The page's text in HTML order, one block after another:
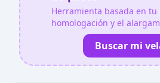
Herramienta basada en tu
homologación y el
Buscar mi